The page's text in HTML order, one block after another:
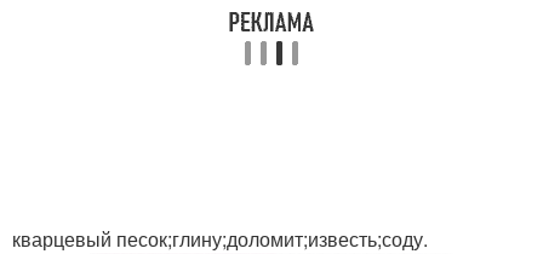
кварцевый песок;глину;доломит;известь;соду.